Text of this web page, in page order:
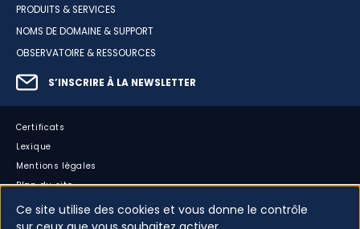
PRODUITS & SERVICES
NOMS DE DOMAINE & SUPPORT
OBSERVATOIRE & RESSOURCES
S’INSCRIRE À LA NEWSLETTER
Certificats
Lexique
Mentions légales
Plan du site
Accessibilité : partiellement conforme
Cookies
Ce site utilise des cookies et vous donne le contrôle